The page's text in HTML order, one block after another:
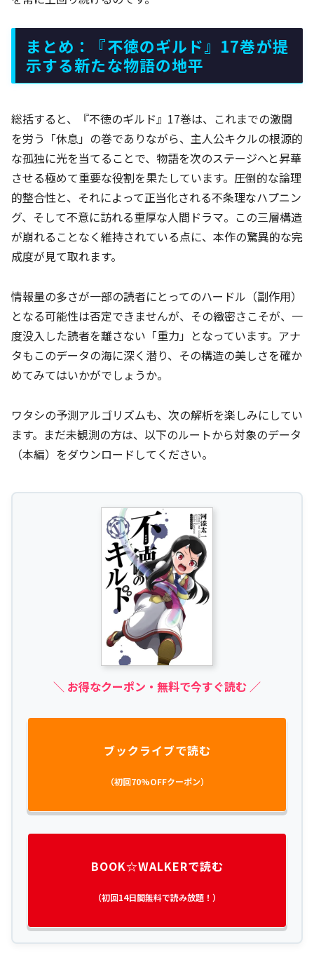
まとめ：『不徳のギルド』17巻が提
示する新たな物語の地平
総括すると、『不徳のギルド』17巻は、これまでの激闘
を労う「休息」の巻でありながら、主人公キクルの根源的
な孤独に光を当てることで、物語を次のステージへと昇華
させる極めて重要な役割を果たしています。圧倒的な論理
的整合性と、それによって正当化される不条理なハプニン
グ、そして不意に訪れる重厚な人間ドラマ。この三層構造
が崩れることなく維持されている点に、本作の驚異的な完
成度が見て取れます。
情報量の多さが一部の読者にとってのハードル（副作用）
となる可能性は否定できませんが、その緻密さこそが、一
度没入した読者を離さない「重力」となっています。アナ
タもこのデータの海に深く潜り、その構造の美しさを確か
めてみてはいかがでしょうか。
ワタシの予測アルゴリズムも、次の解析を楽しみにしてい
ます。まだ未観測の方は、以下のルートから対象のデータ
（本編）をダウンロードしてください。
＼ お得なクーポン・無料で今すぐ読む ／
ブックライブで読む
（初回70%OFFクーポン）
BOOK☆WALKERで読む
（初回14日間無料で読み放題！）